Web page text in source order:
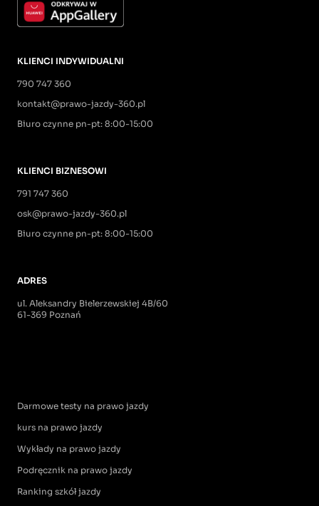
KLIENCI INDYWIDUALNI
790 747 360
kontakt@prawo-jazdy-360.pl
Biuro czynne pn-pt: 8:00-15:00
KLIENCI BIZNESOWI
791 747 360
osk@prawo-jazdy-360.pl
Biuro czynne pn-pt: 8:00-15:00
ADRES
ul. Aleksandry Bielerzewskiej 4B/60
61-369 Poznań
Darmowe testy na prawo jazdy
kurs na prawo jazdy
Wykłady na prawo jazdy
Podręcznik na prawo jazdy
Ranking szkół jazdy